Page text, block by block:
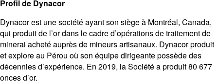
Profil de Dynacor
Dynacor est une société ayant son siège à Montréal, Canada,
qui produit de l’or dans le cadre d’opérations de traitement de
minerai acheté auprès de mineurs artisanaux. Dynacor produit
et explore au Pérou où son équipe dirigeante possède des
décennies d’expérience. En 2019, la Société a produit 80 677
onces d’or.